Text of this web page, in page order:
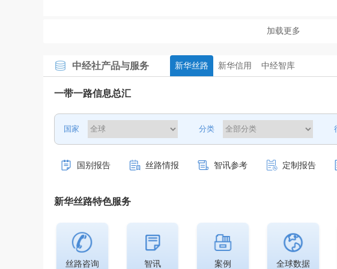
加载更多
中经社产品与服务 新华丝路 新华信用 中经智库
一带一路信息总汇
国家 分类
国别报告 丝路情报 智讯参考 定制报告
新华丝路特色服务
丝路咨询 智讯 案例 全球数据